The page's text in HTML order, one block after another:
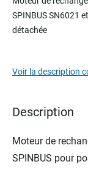
the
of
gallery
SPINBUSSN6021
détachée
Voir la description
Description
Moteur de
SPINBUS pour